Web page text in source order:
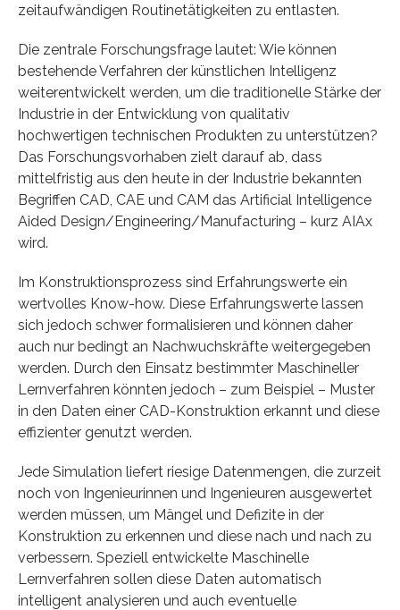
zeitaufwändigen Routinetätigkeiten zu entlasten.
Die zentrale Forschungsfrage lautet: Wie können
bestehende Verfahren der künstlichen Intelligenz
weiterentwickelt werden, um die traditionelle Stärke der
Industrie in der Entwicklung von qualitativ
hochwertigen technischen Produkten zu unterstützen?
Das Forschungsvorhaben zielt darauf ab, dass
mittelfristig aus den heute in der Industrie bekannten
Begriffen CAD, CAE und CAM das Artificial Intelligence
Aided Design/Engineering/Manufacturing – kurz AIAx
wird.
Im Konstruktionsprozess sind Erfahrungswerte ein
wertvolles Know-how. Diese Erfahrungswerte lassen
sich jedoch schwer formalisieren und können daher
auch nur bedingt an Nachwuchskräfte weitergegeben
werden. Durch den Einsatz bestimmter Maschineller
Lernverfahren könnten jedoch – zum Beispiel – Muster
in den Daten einer CAD-Konstruktion erkannt und diese
effizienter genutzt werden.
Jede Simulation liefert riesige Datenmengen, die zurzeit
noch von Ingenieurinnen und Ingenieuren ausgewertet
werden müssen, um Mängel und Defizite in der
Konstruktion zu erkennen und diese nach und nach zu
verbessern. Speziell entwickelte Maschinelle
Lernverfahren sollen diese Daten automatisch
intelligent analysieren und auch eventuelle